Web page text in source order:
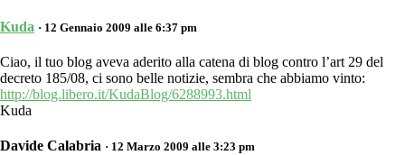
Kuda · 12 Gennaio 2009 alle 6:37 pm
Ciao, il tuo blog aveva aderito alla catena di blog contro l’art 29 del
decreto 185/08, ci sono belle notizie, sembra che abbiamo vinto:
http://blog.libero.it/KudaBlog/6288993.html
Kuda
Davide Calabria · 12 Marzo 2009 alle 3:23 pm